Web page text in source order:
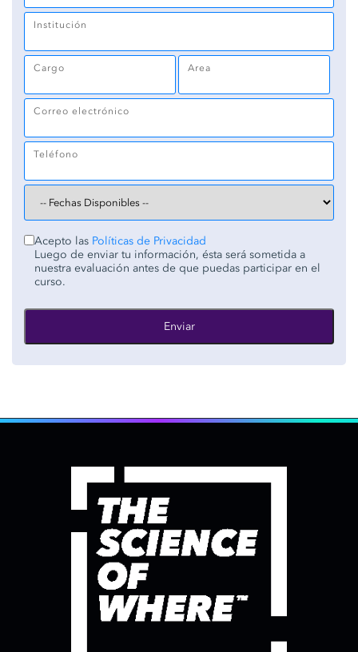
Institución
Cargo Area
Correo electrónico
Teléfono
Acepto las Políticas de Privacidad
Luego de enviar tu información, ésta será sometida a
nuestra evaluación antes de que puedas participar en el
curso.